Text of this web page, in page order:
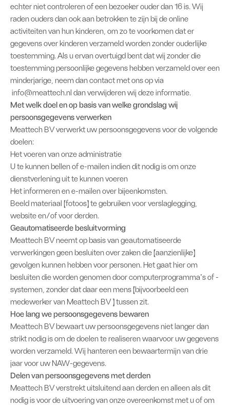
echter niet controleren of een bezoeker ouder dan 16 is. Wij
raden ouders dan ook aan betrokken te zijn bij de online
activiteiten van hun kinderen, om zo te voorkomen dat er
gegevens over kinderen verzameld worden zonder ouderlijke
toestemming. Als u ervan overtuigd bent dat wij zonder die
toestemming persoonlijke gegevens hebben verzameld over een
minderjarige, neem dan contact met ons op via
info@meattech.nl dan verwijderen wij deze informatie.
Met welk doel en op basis van welke grondslag wij
persoonsgegevens verwerken
Meattech BV verwerkt uw persoonsgegevens voor de volgende
doelen:
Het voeren van onze administratie
U te kunnen bellen of e-mailen indien dit nodig is om onze
dienstverlening uit te kunnen voeren
Het informeren en e-mailen over bijeenkomsten.
Beeld materiaal (fotoos) te gebruiken voor verslaglegging,
website en/of voor derden.
Geautomatiseerde besluitvorming
Meattech BV neemt op basis van geautomatiseerde
verwerkingen geen besluiten over zaken die (aanzienlijke)
gevolgen kunnen hebben voor personen. Het gaat hier om
besluiten die worden genomen door computerprogramma’s of -
systemen, zonder dat daar een mens (bijvoorbeeld een
medewerker van Meattech BV ) tussen zit.
Hoe lang we persoonsgegevens bewaren
Meattech BV bewaart uw persoonsgegevens niet langer dan
strikt nodig is om de doelen te realiseren waarvoor uw gegevens
worden verzameld. Wij hanteren een bewaartermijn van drie
jaar voor uw NAW-gegevens.
Delen van persoonsgegevens met derden
Meattech BV verstrekt uitsluitend aan derden en alleen als dit
nodig is voor de uitvoering van onze overeenkomst met u of om